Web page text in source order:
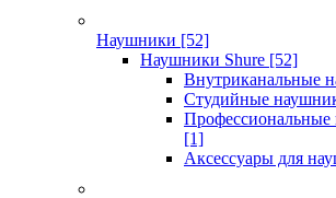
Наушники [52]
Наушники Shure [52]
Внутриканальные
Студийные
Профессиональные
[1]
Аксессуары для